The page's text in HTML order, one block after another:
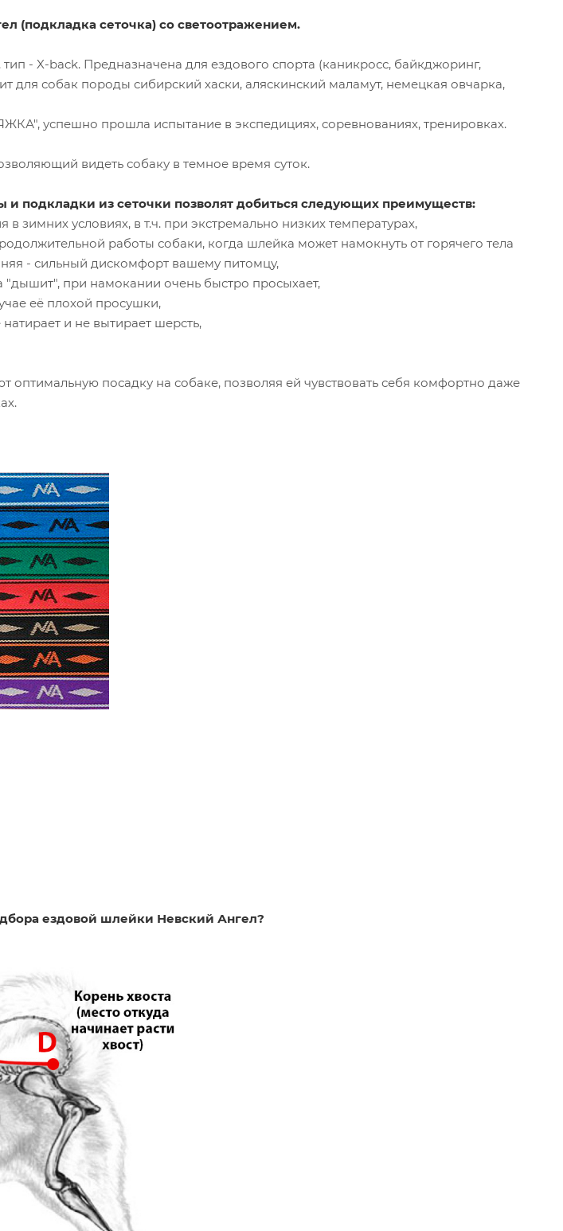
(подкладка сеточка) со светоотражением.
- X-back. Предназначена для ездового спорта (каникросс, байкджоринг,
для собак породы сибирский хаски, аляскинский маламут, немецкая овчарка,
успешно прошла испытание в экспедициях, соревнованиях, тренировках.
видеть собаку в темное время суток.
и подкладки из сеточки позволят добиться следующих преимуществ:
зимних условиях, в т.ч. при экстремально низких температурах,
работы собаки, когда шлейка может намокнуть от горячего тела
- сильный дискомфорт вашему питомцу,
при намокании очень быстро просыхает,
её плохой просушки,
и не вытирает шерсть,
оптимальную посадку на собаке, позволяя ей чувствовать себя комфортно даже
ездовой шлейки Невский Ангел?